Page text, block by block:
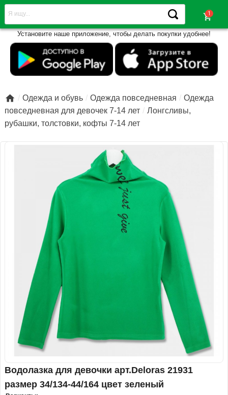
shopping_cart
Установите наше приложение, чтобы делать покупки удобнее!
 Одежда и обувь Одежда повседневная
Одежда
повседневная для девочек 7-14 лет
Лонгсливы,
рубашки, толстовки, кофты 7-14 лет
Водолазка для девочки арт.Deloras 21931
размер 34/134-44/164 цвет зеленый